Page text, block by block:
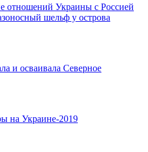
отношений Украины с Россией
шельф у острова
и осваивала Северное
на Украине-2019